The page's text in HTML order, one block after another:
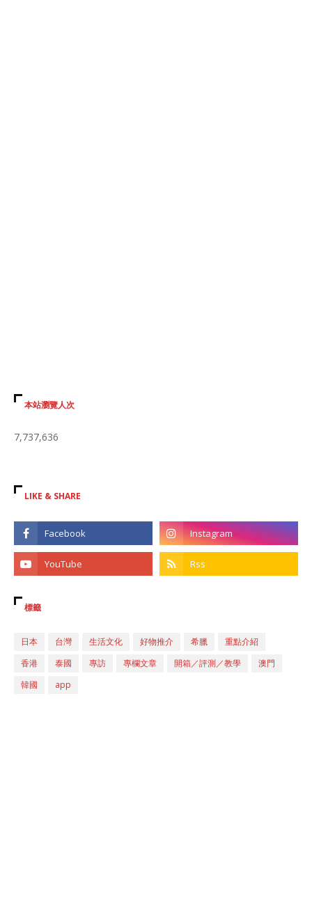
本站瀏覽人次
7,737,636
LIKE & SHARE
標籤
日本 台灣 生活文化 好物推介 希臘
重點介紹
香港
泰國 專訪 專欄文章 開箱／評測／教學
澳門
韓國
app